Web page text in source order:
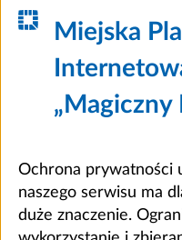
Miejska
„Magiczny
Ochrona prywatności
naszego serwisu ma
duże znaczenie.